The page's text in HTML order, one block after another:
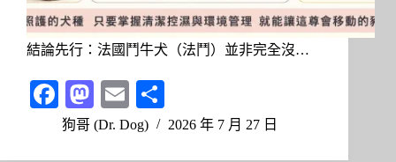
結論先行：法國鬥牛犬（法鬥）並非完全沒…
Fa
ce
M
as
E
m
享
狗哥 (Dr. Dog) 2026 年 7 月 27 日